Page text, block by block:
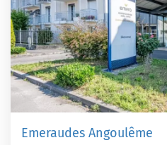
Emeraudes Angoulême